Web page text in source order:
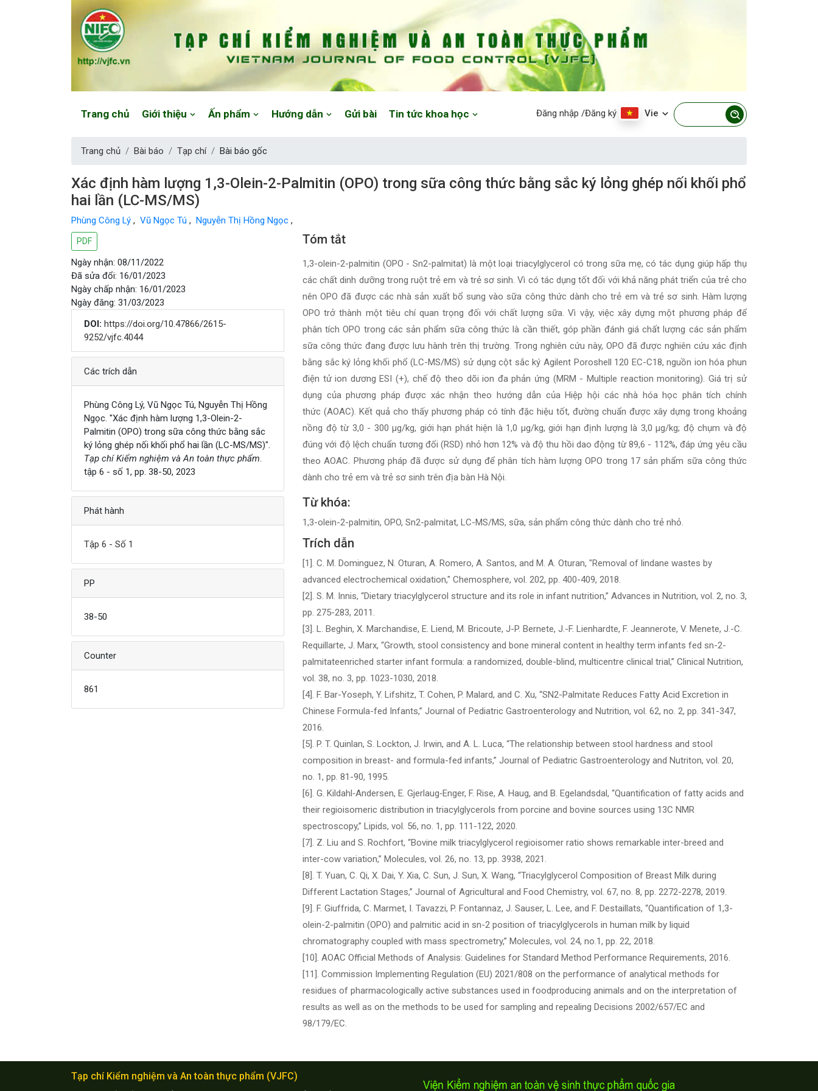
Website: https://vjfc.nifc.gov.vn/
Trang chủ Giới thiệu Ấn phẩm Hướng dẫn Gửi bài Tin tức khoa học Đăng nhập /Đăng ký Vie
Trang chủ Bài báo Tạp chí Bài báo gốc
Xác định hàm lượng 1,3-Olein-2-Palmitin (OPO) trong sữa công thức bằng sắc ký lỏng ghép nối khối phổ
hai lần (LC-MS/MS)
Phùng Công Lý , Vũ Ngọc Tú , Nguyễn Thị Hồng Ngọc ,
PDF
Ngày nhận: 08/11/2022
Đã sửa đổi: 16/01/2023
Ngày chấp nhận: 16/01/2023
Ngày đăng: 31/03/2023
DOI: https://doi.org/10.47866/2615-
9252/vjfc.4044
Chi tiết
Các trích dẫn
Phùng Công Lý, Vũ Ngọc Tú, Nguyễn Thị Hồng
Ngọc. "Xác định hàm lượng 1,3-Olein-2-
Palmitin (OPO) trong sữa công thức bằng sắc
ký lỏng ghép nối khối phổ hai lần (LC-MS/MS)".
Tạp chí Kiểm nghiệm và An toàn thực phẩm.
tập 6 - số 1, pp. 38-50, 2023
Phát hành
Tập 6 - Số 1
PP
38-50
Counter
861
Main Article Content
Tóm tắt
1,3-olein-2-palmitin (OPO - Sn2-palmitat) là một loại triacylglycerol có trong sữa mẹ, có tác dụng giúp hấp thụ
các chất dinh dưỡng trong ruột trẻ em và trẻ sơ sinh. Vì có tác dụng tốt đối với khả năng phát triển của trẻ cho
nên OPO đã được các nhà sản xuất bổ sung vào sữa công thức dành cho trẻ em và trẻ sơ sinh. Hàm lượng
OPO trở thành một tiêu chí quan trọng đối với chất lượng sữa. Vì vậy, việc xây dựng một phương pháp để
phân tích OPO trong các sản phẩm sữa công thức là cần thiết, góp phần đánh giá chất lượng các sản phẩm
sữa công thức đang được lưu hành trên thị trường. Trong nghiên cứu này, OPO đã được nghiên cứu xác định
bằng sắc ký lỏng khối phổ (LC-MS/MS) sử dụng cột sắc ký Agilent Poroshell 120 EC-C18, nguồn ion hóa phun
điện tử ion dương ESI (+), chế độ theo dõi ion đa phản ứng (MRM - Multiple reaction monitoring). Giá trị sử
dụng của phương pháp được xác nhận theo hướng dẫn của Hiệp hội các nhà hóa học phân tích chính
thức (AOAC). Kết quả cho thấy phương pháp có tính đặc hiệu tốt, đường chuẩn được xây dựng trong khoảng
nồng độ từ 3,0 - 300 µg/kg, giới hạn phát hiện là 1,0 µg/kg, giới hạn định lượng là 3,0 µg/kg; độ chụm và độ
đúng với độ lệch chuẩn tương đối (RSD) nhỏ hơn 12% và độ thu hồi dao động từ 89,6 - 112%, đáp ứng yêu cầu
theo AOAC. Phương pháp đã được sử dụng để phân tích hàm lượng OPO trong 17 sản phẩm sữa công thức
dành cho trẻ em và trẻ sơ sinh trên địa bàn Hà Nội.
Từ khóa:
1,3-olein-2-palmitin, OPO, Sn2-palmitat, LC-MS/MS, sữa, sản phẩm công thức dành cho trẻ nhỏ.
Trích dẫn
[1]. C. M. Dominguez, N. Oturan, A. Romero, A. Santos, and M. A. Oturan, "Removal of lindane wastes by
advanced electrochemical oxidation," Chemosphere, vol. 202, pp. 400-409, 2018.
[2]. S. M. Innis, “Dietary triacylglycerol structure and its role in infant nutrition,” Advances in Nutrition, vol. 2, no. 3,
pp. 275-283, 2011.
[3]. L. Beghin, X. Marchandise, E. Liend, M. Bricoute, J-P. Bernete, J.-F. Lienhardte, F. Jeannerote, V. Menete, J.-C.
Requillarte, J. Marx, “Growth, stool consistency and bone mineral content in healthy term infants fed sn-2-
palmitateenriched starter infant formula: a randomized, double-blind, multicentre clinical trial,” Clinical Nutrition,
vol. 38, no. 3, pp. 1023-1030, 2018.
[4]. F. Bar-Yoseph, Y. Lifshitz, T. Cohen, P. Malard, and C. Xu, “SN2-Palmitate Reduces Fatty Acid Excretion in
Chinese Formula-fed Infants,” Journal of Pediatric Gastroenterology and Nutrition, vol. 62, no. 2, pp. 341-347,
2016.
[5]. P. T. Quinlan, S. Lockton, J. Irwin, and A. L. Luca, “The relationship between stool hardness and stool
composition in breast- and formula-fed infants,” Journal of Pediatric Gastroenterology and Nutriton, vol. 20,
no. 1, pp. 81-90, 1995.
[6]. G. Kildahl‐Andersen, E. Gjerlaug‐Enger, F. Rise, A. Haug, and B. Egelandsdal, “Quantification of fatty acids and
their regioisomeric distribution in triacylglycerols from porcine and bovine sources using 13C NMR
spectroscopy,” Lipids, vol. 56, no. 1, pp. 111-122, 2020.
[7]. Z. Liu and S. Rochfort, “Bovine milk triacylglycerol regioisomer ratio shows remarkable inter-breed and
inter-cow variation,” Molecules, vol. 26, no. 13, pp. 3938, 2021.
[8]. T. Yuan, C. Qi, X. Dai, Y. Xia, C. Sun, J. Sun, X. Wang, “Triacylglycerol Composition of Breast Milk during
Different Lactation Stages,” Journal of Agricultural and Food Chemistry, vol. 67, no. 8, pp. 2272-2278, 2019.
[9]. F. Giuffrida, C. Marmet, I. Tavazzi, P. Fontannaz, J. Sauser, L. Lee, and F. Destaillats, “Quantification of 1,3-
olein-2-palmitin (OPO) and palmitic acid in sn-2 position of triacylglycerols in human milk by liquid
chromatography coupled with mass spectrometry,” Molecules, vol. 24, no.1, pp. 22, 2018.
[10]. AOAC Official Methods of Analysis: Guidelines for Standard Method Performance Requirements, 2016.
[11]. Commission Implementing Regulation (EU) 2021/808 on the performance of analytical methods for
residues of pharmacologically active substances used in foodproducing animals and on the interpretation of
results as well as on the methods to be used for sampling and repealing Decisions 2002/657/EC and
98/179/EC.
Tạp chí Kiểm nghiệm và An toàn thực phẩm (VJFC)